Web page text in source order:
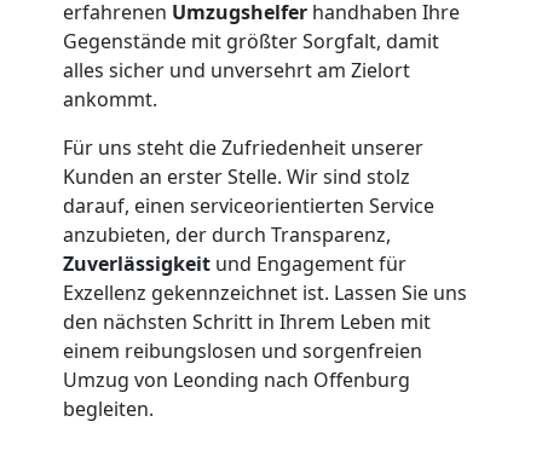
erfahrenen Umzugshelfer handhaben Ihre
Gegenstände mit größter Sorgfalt, damit
alles sicher und unversehrt am Zielort
ankommt.
Für uns steht die Zufriedenheit unserer
Kunden an erster Stelle. Wir sind stolz
darauf, einen serviceorientierten Service
anzubieten, der durch Transparenz,
Zuverlässigkeit und Engagement für
Exzellenz gekennzeichnet ist. Lassen Sie uns
den nächsten Schritt in Ihrem Leben mit
einem reibungslosen und sorgenfreien
Umzug von Leonding nach Offenburg
begleiten.
Leonding
Beiladung
Leonding
Mini
Umzug
Leonding